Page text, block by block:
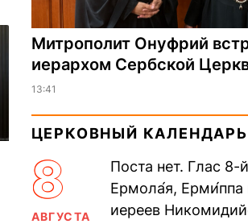
Митрополит Онуфрий
иерархом Сербской
13:41
ЦЕРКОВНЫЙ КАЛЕНДАРЬ
8
АВГУСТА
Поста нет. Глас
Ермола́я, Ерми́ппа
иереев